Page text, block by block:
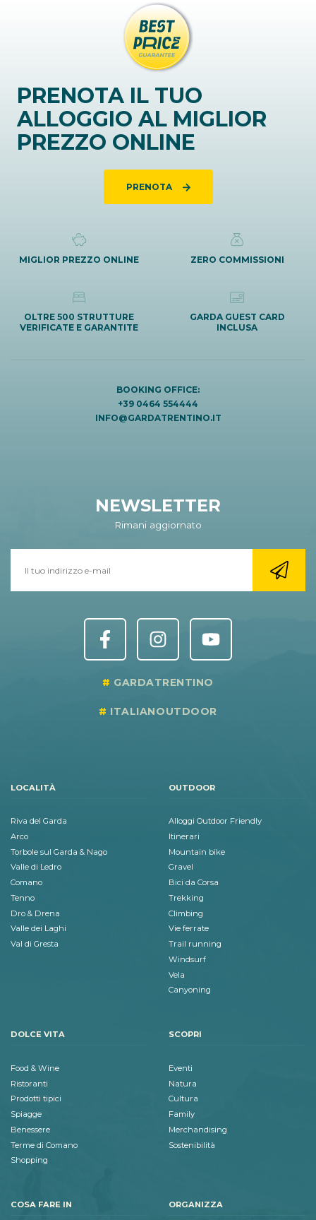
PRENOTA IL TUO
ALLOGGIO AL MIGLIOR
PREZZO ONLINE
PRENOTA
MIGLIOR PREZZO ONLINE ZERO COMMISSIONI
OLTRE 500 STRUTTURE
VERIFICATE E GARANTITE
GARDA GUEST CARD
INCLUSA
BOOKING OFFICE:
+39 0464 554444
INFO@GARDATRENTINO.IT
NEWSLETTER
Rimani aggiornato
GARDATRENTINO
ITALIANOUTDOOR
LOCALITÀ
Riva del Garda
Arco
Torbole sul Garda & Nago
Valle di Ledro
Comano
Tenno
Dro & Drena
Valle dei Laghi
Val di Gresta
OUTDOOR
Alloggi Outdoor Friendly
Itinerari
Mountain bike
Gravel
Bici da Corsa
Trekking
Climbing
Vie ferrate
Trail running
Windsurf
Vela
Canyoning
DOLCE VITA
Food & Wine
Ristoranti
Prodotti tipici
Spiagge
Benessere
Terme di Comano
Shopping
SCOPRI
Eventi
Natura
Cultura
Family
Merchandising
Sostenibilità
COSA FARE IN ORGANIZZA